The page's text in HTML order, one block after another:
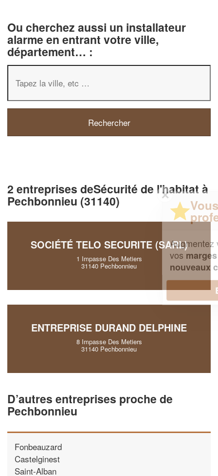
Ou cherchez aussi un installateur
alarme en entrant votre ville,
département… :
2 entreprises deSécurité de l'habitat à
Pechbonnieu (31140)
SOCIÉTÉ TELO SECURITE (SARL)
1 Impasse Des Metiers
31140 Pechbonnieu
ENTREPRISE DURAND DELPHINE
8 Impasse Des Metiers
31140 Pechbonnieu
D’autres entreprises proche de
Pechbonnieu
Fonbeauzard
Castelginest
Saint-Alban
✕
Vous êtes un
Augmentez votrechiffre d'affaireset
vosmargestout en gagnant de
nouveaux clients!
En savoir plus